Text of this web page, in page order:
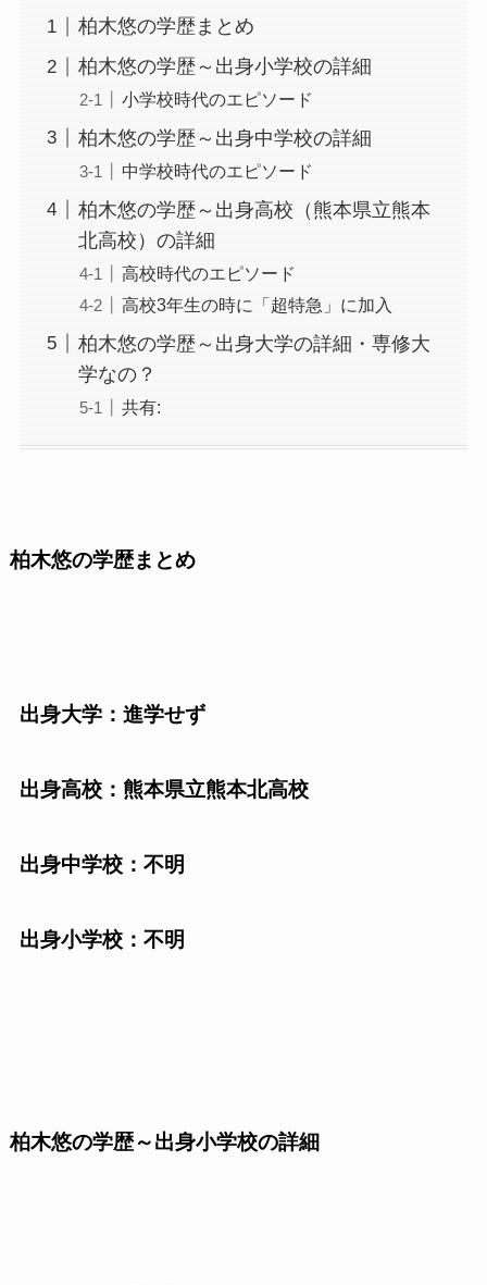
柏木悠の学歴まとめ
柏木悠の学歴～出身小学校の詳細
小学校時代のエピソード
柏木悠の学歴～出身中学校の詳細
中学校時代のエピソード
柏木悠の学歴～出身高校（熊本県立熊本
北高校）の詳細
高校時代のエピソード
高校3年生の時に「超特急」に加入
柏木悠の学歴～出身大学の詳細・専修大
学なの？
共有:
柏木悠の学歴まとめ
出身大学：進学せず
出身高校：熊本県立熊本北高校
出身中学校：不明
出身小学校：不明
柏木悠の学歴～出身小学校の詳細